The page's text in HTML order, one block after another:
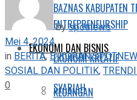
ENTREPRENEURSHIP
EKONOMI KREATIF
KEUANGAN
BAZNAS KABUPATEN
EKONOMI DAN BISNIS
SYARIAH
byspotnews
Mei 4, 2024
in BERITA,E-KORAN
SOSIAL DAN POLITIK,
0